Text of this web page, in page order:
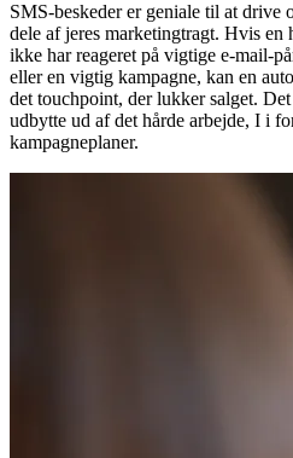
SMS-beskeder er geniale til at drive
dele af jeres marketingtragt. Hvis en
ikke har reageret på vigtige e-mail-
eller en vigtig kampagne, kan en
det touchpoint, der lukker salget.
udbytte ud af det hårde arbejde, I i
kampagneplaner.